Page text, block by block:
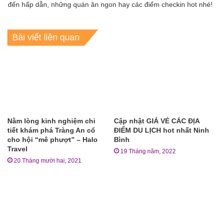
đến hấp dẫn, những quán ăn ngon hay các điểm checkin hot nhé!
Bài viết liên quan
Nằm lòng kinh nghiệm chi
tiết khám phá Tràng An cổ
cho hội “mê phượt” – Halo
Travel
20 Tháng mười hai, 2021
Cập nhật GIÁ VÉ CÁC ĐỊA
ĐIỂM DU LỊCH hot nhất Ninh
Bình
19 Tháng năm, 2022